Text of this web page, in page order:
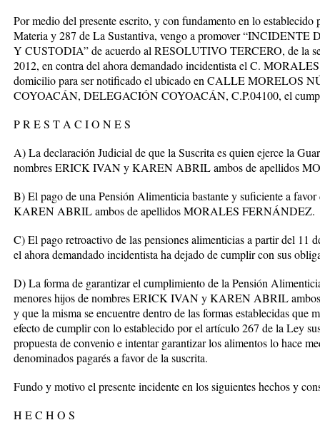
Por medio del presente escrito, y con fundamento en lo
Materia y 287 de La Sustantiva, vengo a promover
Y CUSTODIA” de acuerdo al RESOLUTIVO TERCERO, de la
2012, en contra del ahora demandado incidentista el C.
domicilio para ser notificado el ubicado en CALLE MORELOS
COYOACÁN, DELEGACIÓN COYOACÁN, C.P.04100, el
P R E S T A C I O N E S
A) La declaración Judicial de que la Suscrita es quien ejerce la
nombres ERICK IVAN y KAREN ABRIL ambos de apellidos
B) El pago de una Pensión Alimenticia bastante y suficiente a
KAREN ABRIL ambos de apellidos MORALES FERNÁNDEZ.
C) El pago retroactivo de las pensiones alimenticias a partir del 11
el ahora demandado incidentista ha dejado de cumplir con sus
D) La forma de garantizar el cumplimiento de la Pensión
menores hijos de nombres ERICK IVAN y KAREN ABRIL
y que la misma se encuentre dentro de las formas establecidas que
efecto de cumplir con lo establecido por el artículo 267 de la Ley
propuesta de convenio e intentar garantizar los alimentos lo hace
denominados pagarés a favor de la suscrita.
Fundo y motivo el presente incidente en los siguientes hechos y
H E C H O S